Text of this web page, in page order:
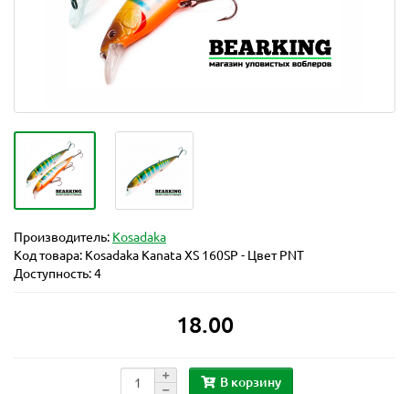
Производитель: Kosadaka
Код товара: Kosadaka Kanata XS 160SP - Цвет PNT
Доступность: 4
18.00
В корзину